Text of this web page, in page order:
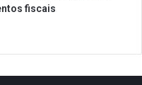
fiscais